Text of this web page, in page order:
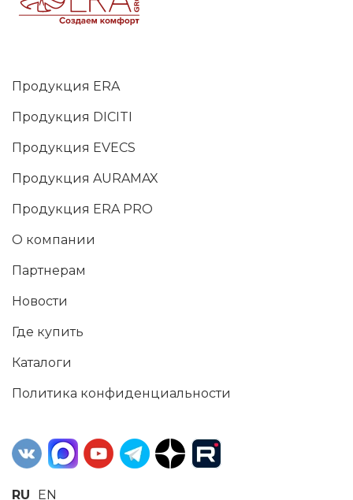
Продукция ERA
Продукция DICITI
Продукция EVECS
Продукция AURAMAX
Продукция ERA PRO
О компании
Партнерам
Новости
Где купить
Каталоги
Политика конфиденциальности
RU EN